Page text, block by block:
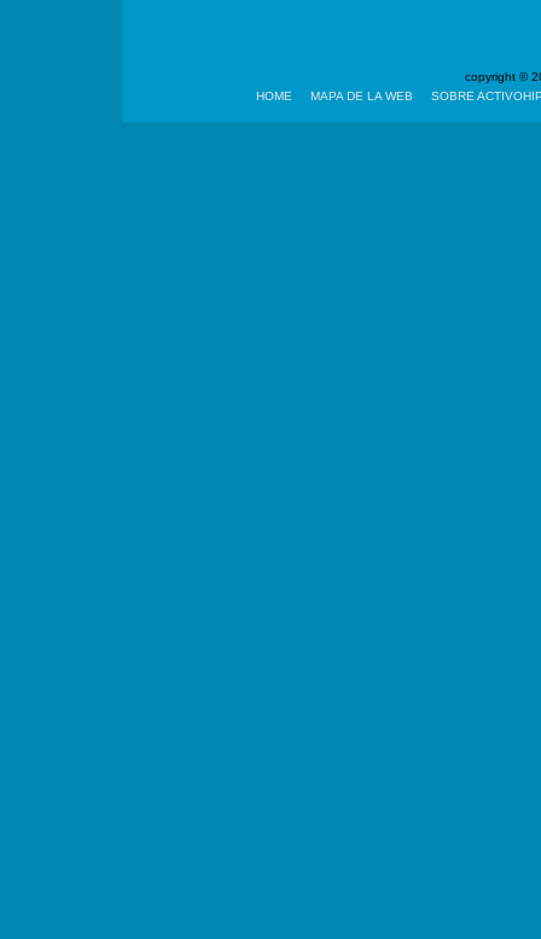
copyright ©
HOME
MAPA DE LA WEB SOBRE